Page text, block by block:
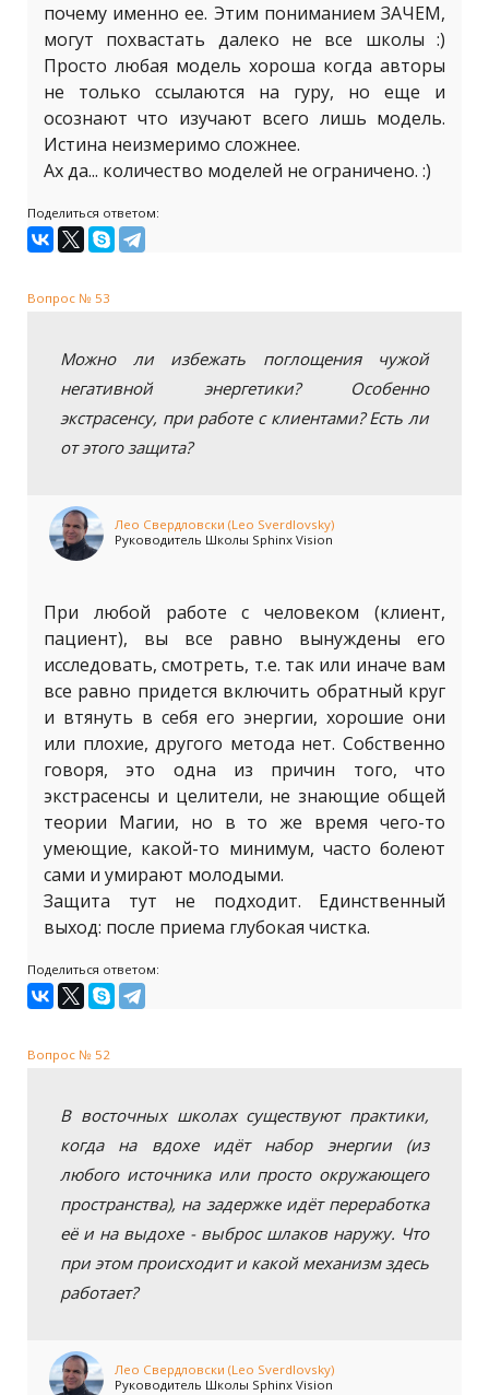
почему именно ее. Этим пониманием ЗАЧЕМ,
могут похвастать далеко не все школы :)
Просто любая модель хороша когда авторы
не только ссылаются на гуру, но еще и
осознают что изучают всего лишь модель.
Истина неизмеримо сложнее.
Ах да... количество моделей не ограничено. :)
Поделиться ответом:
Вопрос № 53
Можно ли избежать поглощения чужой
негативной энергетики? Особенно
экстрасенсу, при работе с клиентами? Есть ли
от этого защита?
Лео Свердловски (Leo Sverdlovsky)
Руководитель Школы Sphinx Vision
При любой работе с человеком (клиент,
пациент), вы все равно вынуждены его
исследовать, смотреть, т.е. так или иначе вам
все равно придется включить обратный круг
и втянуть в себя его энергии, хорошие они
или плохие, другого метода нет. Собственно
говоря, это одна из причин того, что
экстрасенсы и целители, не знающие общей
теории Магии, но в то же время чего-то
умеющие, какой-то минимум, часто болеют
сами и умирают молодыми.
Защита тут не подходит. Единственный
выход: после приема глубокая чистка.
Поделиться ответом:
Вопрос № 52
В восточных школах существуют практики,
когда на вдохе идёт набор энергии (из
любого источника или просто окружающего
пространства), на задержке идёт переработка
её и на выдохе - выброс шлаков наружу. Что
при этом происходит и какой механизм здесь
работает?
Лео Свердловски (Leo Sverdlovsky)
Руководитель Школы Sphinx Vision